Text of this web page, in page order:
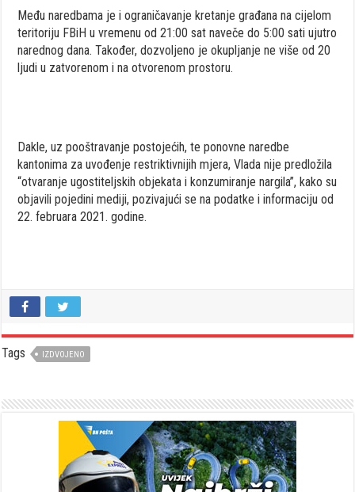
Među naredbama je i ograničavanje kretanje građana na cijelom
teritoriju FBiH u vremenu od 21:00 sat naveče do 5:00 sati ujutro
narednog dana. Također, dozvoljeno je okupljanje ne više od 20
ljudi u zatvorenom i na otvorenom prostoru.
Dakle, uz pooštravanje postojećih, te ponovne naredbe
kantonima za uvođenje restriktivnijih mjera, Vlada nije predložila
“otvaranje ugostiteljskih objekata i konzumiranje nargila”, kako su
objavili pojedini mediji, pozivajući se na podatke i informaciju od
22. februara 2021. godine.
Tags IZDVOJENO